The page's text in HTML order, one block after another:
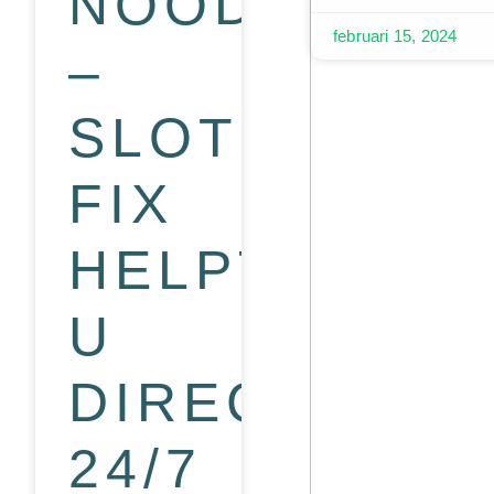
–
SLOTEN
FIX
HELPT
U
DIRECT
24/7
februari 15, 2024